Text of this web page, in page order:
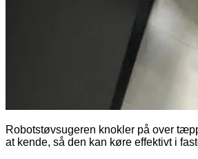
Robotstøvsugeren knokler på over
at kende, så den kan køre effektivt i